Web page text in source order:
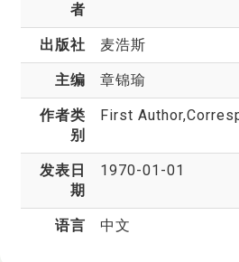
者
出版社 麦浩斯
主编 章锦瑜
作者类
别
First
发表日
期
1970-01-01
语言 中文